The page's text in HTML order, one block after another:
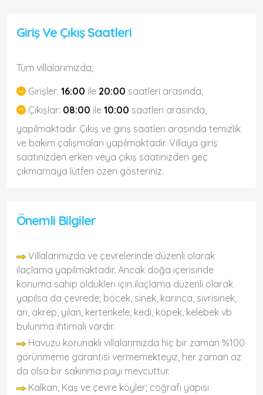
Giriş Ve Çıkış Saatleri
Tüm villalarımızda;
Girişler: 16:00 ile 20:00 saatleri arasında,
Çıkışlar: 08:00 ile 10:00 saatleri arasında,
yapılmaktadır. Çıkış ve giriş saatleri arasında temizlik
ve bakım çalışmaları yapılmaktadır. Villaya giriş
saatinizden erken veya çıkış saatinizden geç
çıkmamaya lütfen özen gösteriniz.
Önemli Bilgiler
Villalarımızda ve çevrelerinde düzenli olarak
ilaçlama yapılmaktadır. Ancak doğa içerisinde
konuma sahip olduklerı için ilaçlama düzenli olarak
yapılsa da çevrede; böcek, sinek, karınca, sivrisinek,
arı, akrep, yılan, kertenkele, kedi, köpek, kelebek vb
bulunma ihtimali vardır.
Havuzu korunaklı villalarımızda hiç bir zaman %100
görünmeme garantisi vermemekteyiz, her zaman az
da olsa bir sakınma payı mevcuttur.
Kalkan, Kaş ve çevre köyler; coğrafi yapısı